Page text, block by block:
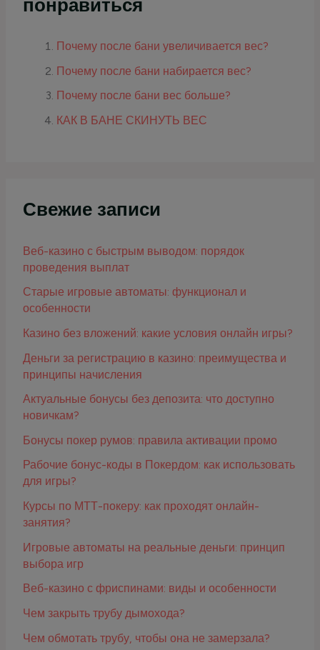
понравиться
Почему после бани увеличивается вес?
Почему после бани набирается вес?
Почему после бани вес больше?
КАК В БАНЕ СКИНУТЬ ВЕС
Свежие записи
Веб-казино с быстрым выводом: порядок
проведения выплат
Старые игровые автоматы: функционал и
особенности
Казино без вложений: какие условия онлайн игры?
Деньги за регистрацию в казино: преимущества и
принципы начисления
Актуальные бонусы без депозита: что доступно
новичкам?
Бонусы покер румов: правила активации промо
Рабочие бонус-коды в Покердом: как использовать
для игры?
Курсы по МТТ-покеру: как проходят онлайн-
занятия?
Игровые автоматы на реальные деньги: принцип
выбора игр
Веб-казино с фриспинами: виды и особенности
Чем закрыть трубу дымохода?
Чем обмотать трубу, чтобы она не замерзала?